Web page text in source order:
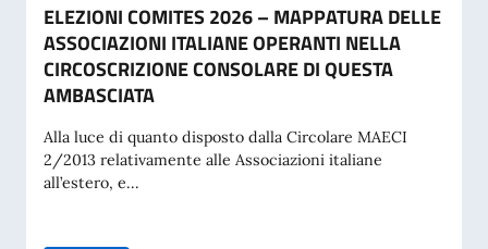
ELEZIONI COMITES 2026 – MAPPATURA DELLE
ASSOCIAZIONI ITALIANE OPERANTI NELLA
CIRCOSCRIZIONE CONSOLARE DI QUESTA
AMBASCIATA
Alla luce di quanto disposto dalla Circolare MAECI
2/2013 relativamente alle Associazioni italiane
all’estero, e...